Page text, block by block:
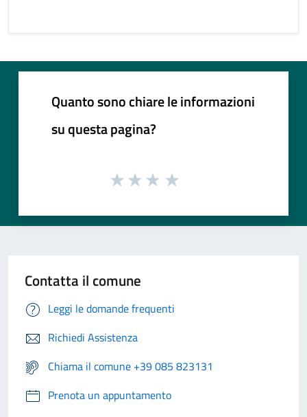
Quanto sono chiare le informazioni
su questa pagina?
Contatta il comune
Leggi le domande frequenti
Richiedi Assistenza
Chiama il comune +39 085 823131
Prenota un appuntamento